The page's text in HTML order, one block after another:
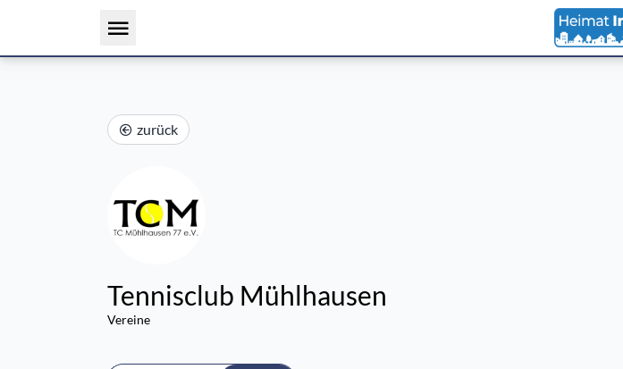
zurück
Tennisclub Mühlhausen
Vereine